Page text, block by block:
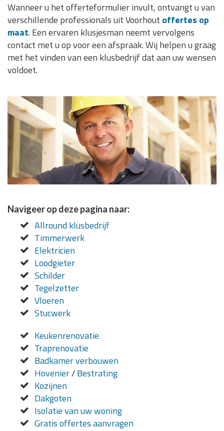
Wanneer u het offerteformulier invult, ontvangt u van
verschillende professionals uit Voorhout offertes op
maat. Een ervaren klusjesman neemt vervolgens
contact met u op voor een afspraak. Wij helpen u graag
met het vinden van een klusbedrijf dat aan uw wensen
voldoet.
Navigeer op deze pagina naar:
Allround klusbedrijf
Timmerwerk
Elektricien
Loodgieter
Schilder
Tegelzetter
Vloeren
Stucwerk
Keukenrenovatie
Traprenovatie
Badkamer verbouwen
Hovenier/Bestrating
Kozijnen
Dakgoten
Isolatie van uw woning
Gratis offertes aanvragen